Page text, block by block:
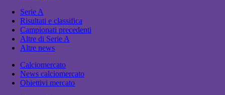
Serie A
Risultati e classifica
Campionati precedenti
Altre di Serie A
Altre news
Calciomercato
News calciomercato
Obiettivi mercato